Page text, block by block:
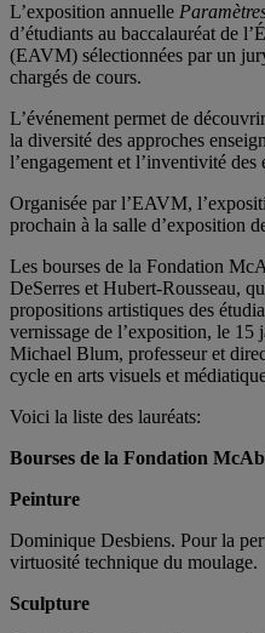
L’exposition annuelle
d’étudiants au baccalauréat de
(EAVM) sélectionnées par un
chargés de cours.
L’événement permet de
la diversité des approches
l’engagement et l’inventivité des
Organisée par l’EAVM,
prochain à la salle d’exposition
Les bourses de la Fondation
DeSerres et Hubert-Rousseau,
propositions artistiques des
vernissage de l’exposition, le 15
Michael Blum, professeur et
cycle en arts visuels et
Voici la liste des lauréats:
Bourses de la Fondation
Peinture
Dominique Desbiens. Pour la
virtuosité technique du moulage.
Sculpture